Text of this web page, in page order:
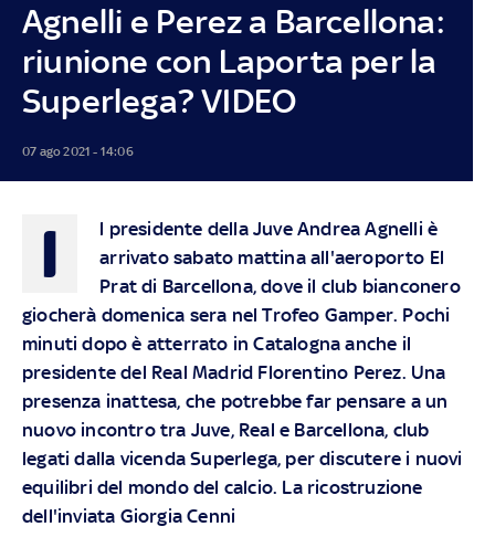
Agnelli e Perez a Barcellona:
riunione con Laporta per la
Superlega? VIDEO
07 ago 2021 - 14:06
I
l presidente della Juve Andrea Agnelli è
arrivato sabato mattina all'aeroporto El
Prat di Barcellona, dove il club bianconero
giocherà domenica sera nel Trofeo Gamper. Pochi
minuti dopo è atterrato in Catalogna anche il
presidente del Real Madrid Florentino Perez. Una
presenza inattesa, che potrebbe far pensare a un
nuovo incontro tra Juve, Real e Barcellona, club
legati dalla vicenda Superlega, per discutere i nuovi
equilibri del mondo del calcio. La ricostruzione
dell'inviata Giorgia Cenni